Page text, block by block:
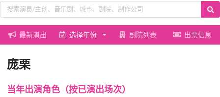
最新演出 选择年份 剧院列表 出票信息
庞栗
当年出演角色（按已演出场次）